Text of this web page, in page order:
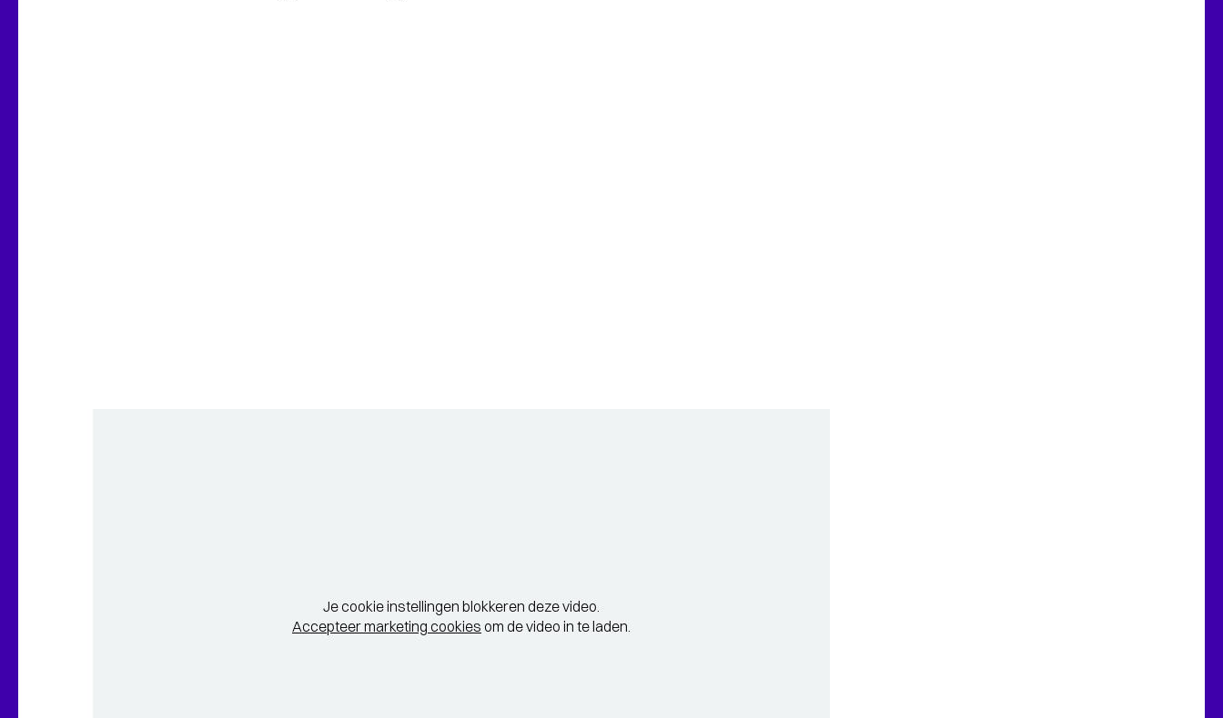
Je cookie instellingen blokkeren deze video.
Accepteer marketing cookies om de video in te laden.